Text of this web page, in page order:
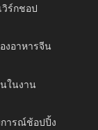
วิร์กชอป
งอาหารจีน
ในงาน
ารณ์ช้อปปิ้ง